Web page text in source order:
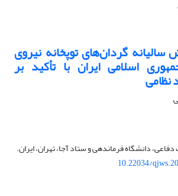
گردان‌های توپخانه نیروی
اسلامی ایران با تأکید بر
نظامی
دانشگاه فرماندهی و ستاد آجا، تهران، ایران.
10.22034/